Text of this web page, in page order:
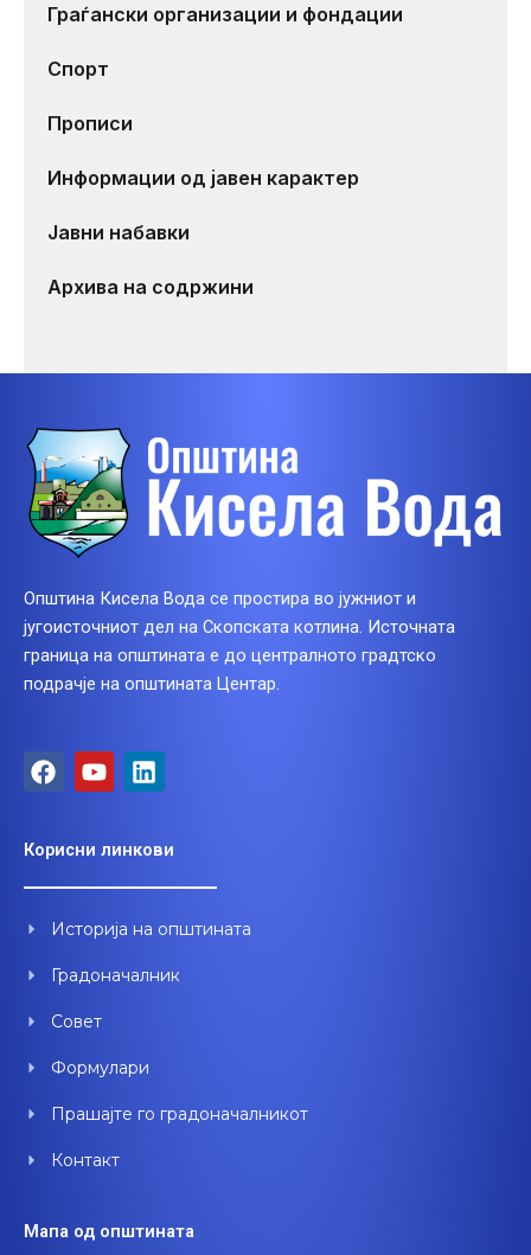
Граѓански организации и фондации
Спорт
Прописи
Информации од јавен карактер
Јавни набавки
Архива на содржини
Општина Кисела Вода се простира во јужниот и
југоисточниот дел на Скопската котлина. Источната
граница на општината е до централното градтско
подрачје на општината Центар.
F
a
b
o
k
Y
o
u
b
L
i
e
d
n
Корисни линкови
Историја на општината
Градоначалник
Совет
Формулари
Прашајте го градоначалникот
Контакт
Мапа од општината